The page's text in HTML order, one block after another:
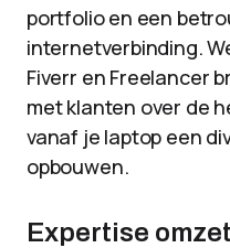
portfolio en een
internetverbinding.
Fiverr en Freelancer
met klanten over de
vanaf je laptop een
opbouwen.
Expertise